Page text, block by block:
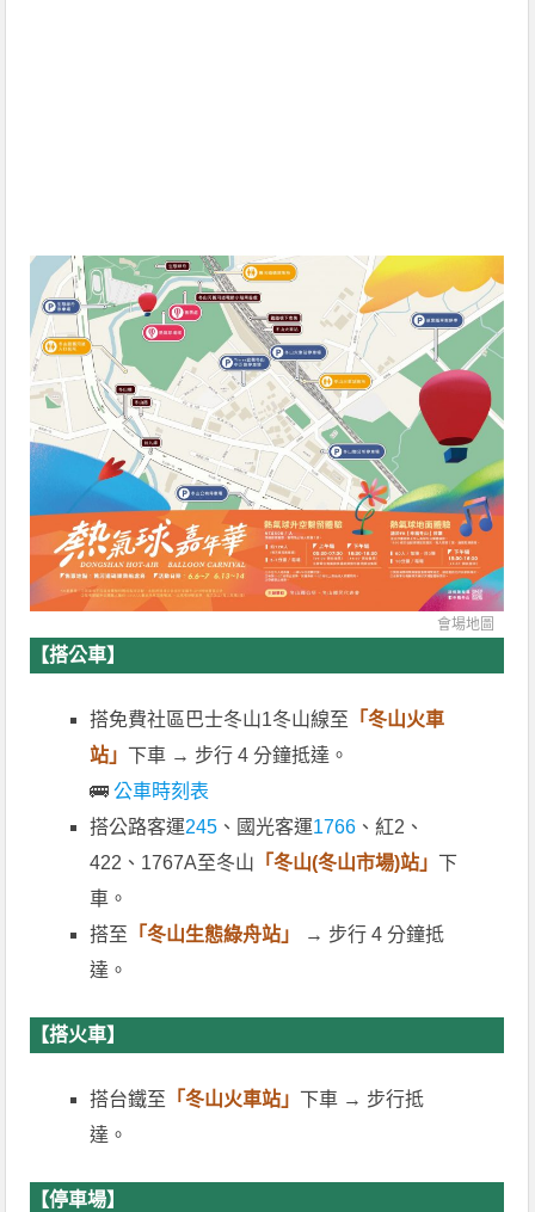
會場地圖
【搭公車】
搭免費社區巴士冬山1冬山線至 「冬山火車
站」 下車 → 步行 4 分鐘抵達。
🚌公車時刻表
搭公路客運245 、國光客運1766 、紅2、
422、1767A至冬山 「冬山(冬山市場)站」 下
車。
搭至 「冬山生態綠舟站」
→ 步行 4 分鐘抵
達。
【搭火車】
搭台鐵至 「冬山火車站」 下車 → 步行抵
達。
【停車場】